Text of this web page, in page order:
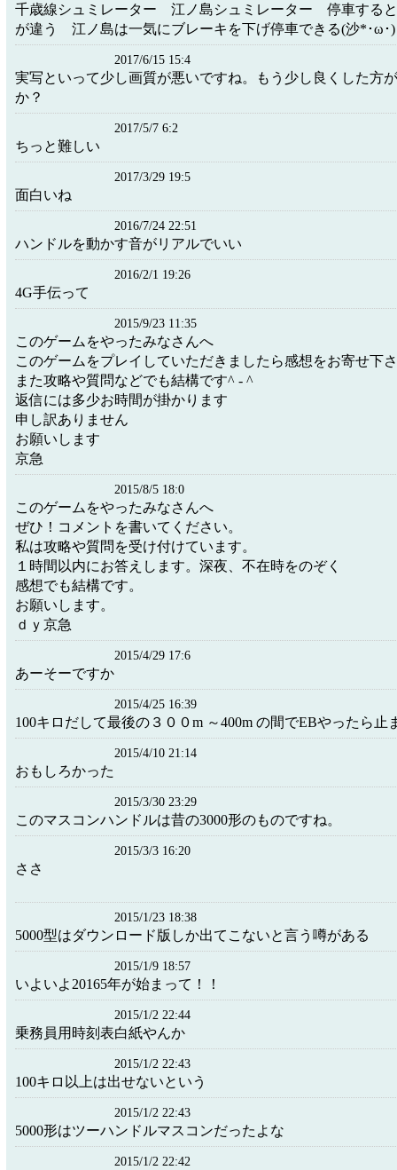
千歳線シュミレーター 江ノ島シュミレーター 停車する
が違う 江ノ島は一気にブレーキを下げ停車できる(沙*･ω･)
2017/6/15 15:4
実写といって少し画質が悪いですね。もう少し良くした方
か？
2017/5/7 6:2
ちっと難しい
2017/3/29 19:5
面白いね
2016/7/24 22:51
ハンドルを動かす音がリアルでいい
2016/2/1 19:26
4G手伝って
2015/9/23 11:35
このゲームをやったみなさんへ
このゲームをプレイしていただきましたら感想をお寄せ下
また攻略や質問などでも結構です^ - ^
返信には多少お時間が掛かります
申し訳ありません
お願いします
京急
2015/8/5 18:0
このゲームをやったみなさんへ
ぜひ！コメントを書いてください。
私は攻略や質問を受け付けています。
１時間以内にお答えします。深夜、不在時をのぞく
感想でも結構です。
お願いします。
ｄｙ京急
2015/4/29 17:6
あーそーですか
2015/4/25 16:39
100キロだして最後の３００m ～400m の間でEBやったら止
2015/4/10 21:14
おもしろかった
2015/3/30 23:29
このマスコンハンドルは昔の3000形のものですね。
2015/3/3 16:20
ささ
2015/1/23 18:38
5000型はダウンロード版しか出てこないと言う噂がある
2015/1/9 18:57
いよいよ20165年が始まって！！
2015/1/2 22:44
乗務員用時刻表白紙やんか
2015/1/2 22:43
100キロ以上は出せないという
2015/1/2 22:43
5000形はツーハンドルマスコンだったよな
2015/1/2 22:42